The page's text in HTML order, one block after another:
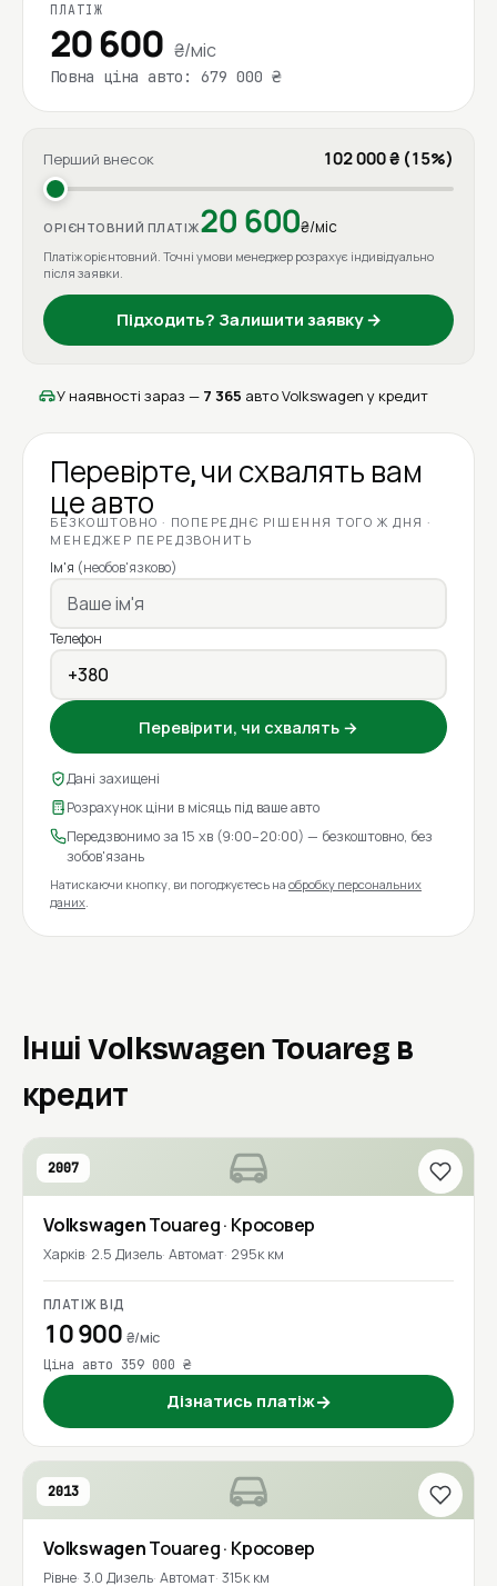
ПЛАТІЖ
20 600 ₴/міс
Повна ціна авто: 679 000 ₴
Перший внесок 102 000 ₴ (15%)
ОРІЄНТОВНИЙ ПЛАТІЖ20 600₴/міс
Платіж орієнтовний. Точні умови менеджер розрахує індивідуально
після заявки.
Підходить? Залишити заявку →
У наявності зараз — 7 365 авто Volkswagen у кредит
Перевірте, чи схвалять вам
це авто
БЕЗКОШТОВНО · ПОПЕРЕДНЄ РІШЕННЯ ТОГО Ж ДНЯ ·
МЕНЕДЖЕР ПЕРЕДЗВОНИТЬ
Ім'я (необов'язково)
Телефон
Перевірити, чи схвалять →
Дані захищені
Розрахунок ціни в місяць під ваше авто
Передзвонимо за 15 хв (9:00–20:00) — безкоштовно, без
зобов'язань
Натискаючи кнопку, ви погоджуєтесь на обробку персональних
даних.
Інші Volkswagen Touareg в
кредит
2007
VolkswagenTouareg· Кросовер
Харків 2.5 Дизель Автомат 295к км
ПЛАТІЖ ВІД
10 900 ₴/міс
Ціна авто 359 000 ₴
Дізнатись платіж→
2013
VolkswagenTouareg· Кросовер
Рівне 3.0 Дизель Автомат 315к км